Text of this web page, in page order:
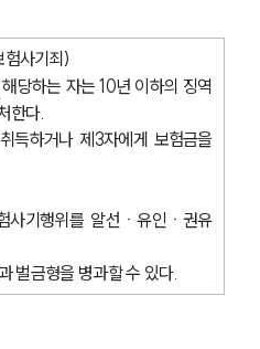
사기죄)
당하는 자는 10년 이하의 징역
한다.
득하거나 제3자에게 보험금을
사기행위를 알선ㆍ유인ㆍ권유
벌금형을 병과할 수 있다.